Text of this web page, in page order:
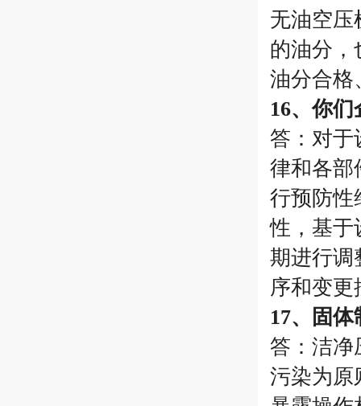
无油空压
的油分，
油分合格
16、你
答：对于
律和各部
行预防性
性，基于
期进行调
序和变更
17、固
答：洁净
污染为原